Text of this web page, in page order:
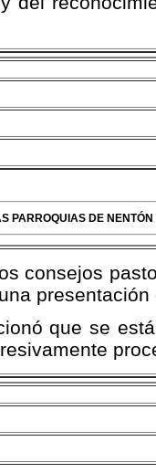
PARROQUIAS DE
consejos
que se